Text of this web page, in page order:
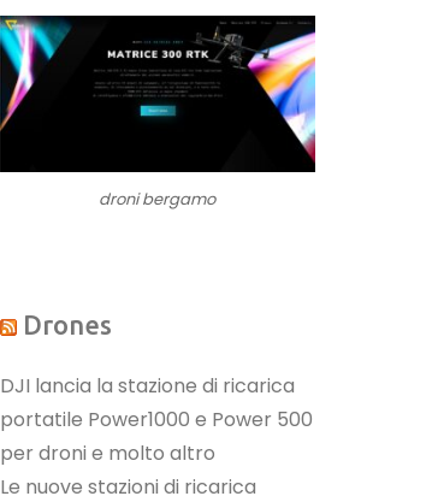
droni bergamo
Drones
DJI lancia la stazione di ricarica
portatile Power1000 e Power 500
per droni e molto altro
Le nuove stazioni di ricarica